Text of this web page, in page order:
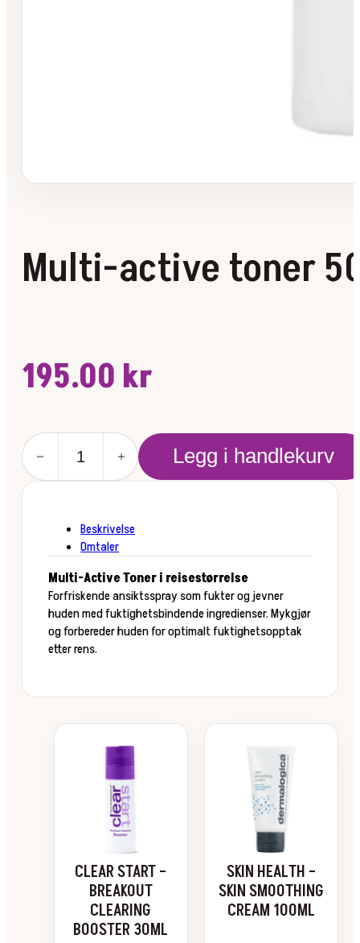
Multi-active toner
195.00 kr
Multi-
active
toner
50ml
Legg i handlekurv
Beskrivelse
Omtaler
Multi-Active Toner i reisestørrelse
Forfriskende ansiktsspray som fukter og jevner
huden med fuktighetsbindende ingredienser. Mykgjør
og forbereder huden for optimalt fuktighetsopptak
etter rens.
CLEAR START –
BREAKOUT
CLEARING
BOOSTER 30ML
SKIN HEALTH –
SKIN SMOOTHING
CREAM 100ML